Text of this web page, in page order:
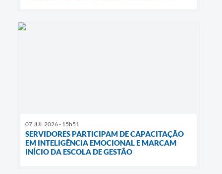
07 JUL 2026 - 15h51
SERVIDORES PARTICIPAM DE CAPACITAÇÃO
EM INTELIGÊNCIA EMOCIONAL E MARCAM
INÍCIO DA ESCOLA DE GESTÃO